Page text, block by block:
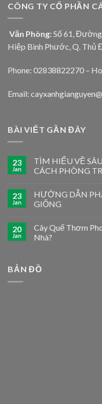
CÔNG TY CỔ PHẦN
Văn Phòng: Số 61, Đường
Hiệp Bình Phước, Q. Thủ
Phone: 02838822270 –
Email:
BÀI VIẾT GẦN ĐÂY
23
Jan
TÌM HIỂU VỀ
CÁCH PHÒNG
23
Jan
HƯỚNG DẪN
GIỐNG
20
Jan
Cây Quế Thơm
Nhà?
BẢN ĐỒ